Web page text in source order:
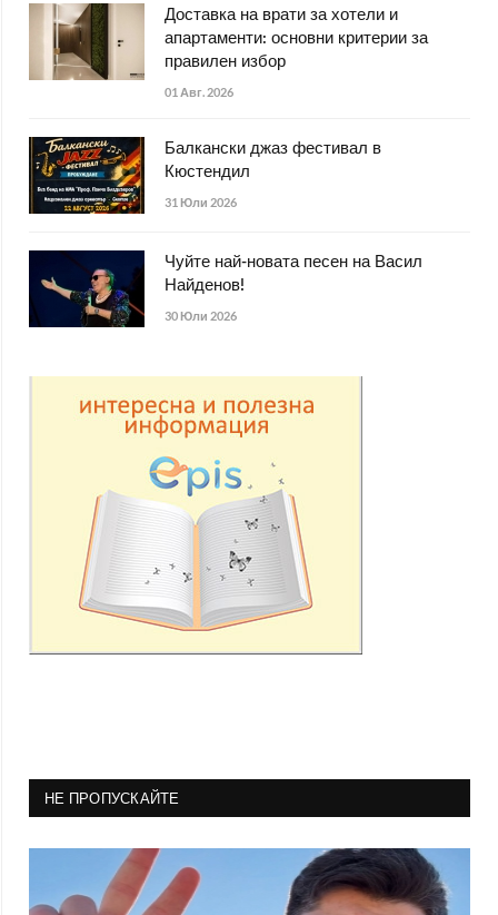
Доставка на врати за хотели и
апартаменти: основни критерии за
правилен избор
01 Авг. 2026
Балкански джаз фестивал в
Кюстендил
31 Юли 2026
Чуйте най-новата песен на Васил
Найденов!
30 Юли 2026
НЕ ПРОПУСКАЙТЕ